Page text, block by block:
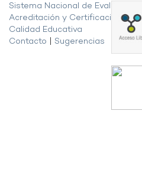
Sistema Nacional de Evaluación,
Acreditación y Certificación de la
Calidad Educativa
Contacto
Sugerencias